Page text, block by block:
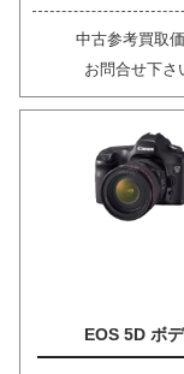
中古参考買取
お問合せ下さ
EOS 5D ボ